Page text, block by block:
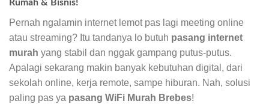
Rumah & Bisnis!
Pernah ngalamin internet lemot pas lagi meeting online
atau streaming? Itu tandanya lo butuh pasang internet
murah yang stabil dan nggak gampang putus-putus.
Apalagi sekarang makin banyak kebutuhan digital, dari
sekolah online, kerja remote, sampe hiburan. Nah, solusi
paling pas ya pasang WiFi Murah Brebes!